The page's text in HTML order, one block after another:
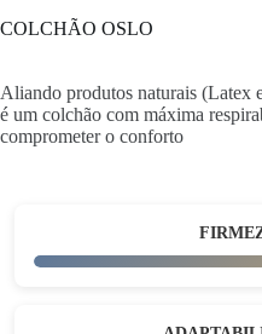
COLCHÃO OSLO
Aliando produtos naturais (Latex
é um colchão com máxima
comprometer o conforto